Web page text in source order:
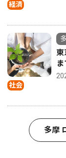
経済
社会
多摩